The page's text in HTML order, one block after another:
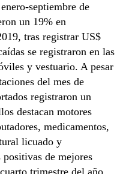
septiembre de
un 19% en
tras registrar US$
se registraron en las
y vestuario. A pesar
del mes de
registraron un
destacan motores
medicamentos,
licuado y
positivas de mejores